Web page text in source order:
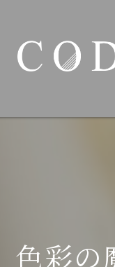
色彩の